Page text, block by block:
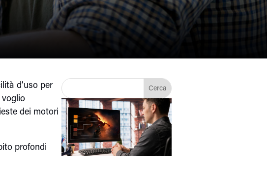
d’uso per
dei motori
profondi